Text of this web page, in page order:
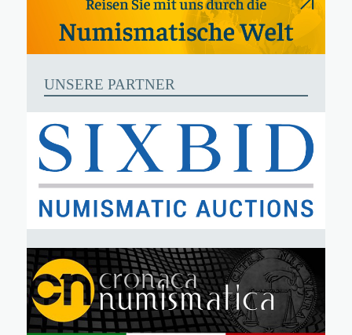
UNSERE PARTNER